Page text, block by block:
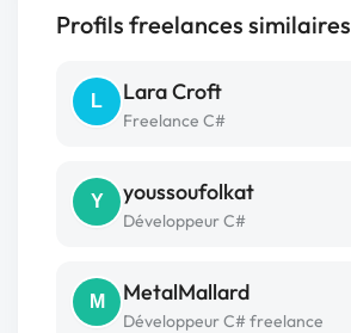
Profils freelances similaires
L Lara Croft
Freelance C#
Y youssoufolkat
Développeur C#
M MetalMallard
Développeur C# freelance